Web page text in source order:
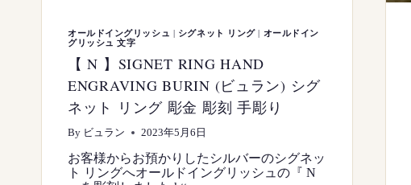
オールドイングリッシュ | シグネット リング| オールドイン
グリッシュ 文字
【 N 】SIGNET RING HAND
ENGRAVING BURIN (ビュラン) シグ
ネット リング 彫金 彫刻 手彫り
By ビュラン 2023年5月6日
お客様からお預かりしたシルバーのシグネッ
ト リングへオールドイングリッシュの『 N